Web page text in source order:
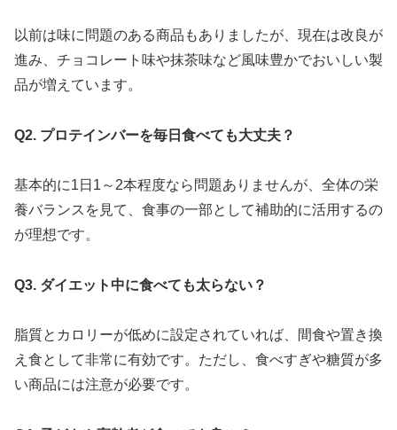
以前は味に問題のある商品もありましたが、現在は改良が
進み、チョコレート味や抹茶味など風味豊かでおいしい製
品が増えています。
Q2. プロテインバーを毎日食べても大丈夫？
基本的に1日1～2本程度なら問題ありませんが、全体の栄
養バランスを見て、食事の一部として補助的に活用するの
が理想です。
Q3. ダイエット中に食べても太らない？
脂質とカロリーが低めに設定されていれば、間食や置き換
え食として非常に有効です。ただし、食べすぎや糖質が多
い商品には注意が必要です。